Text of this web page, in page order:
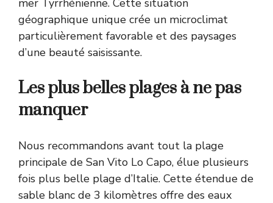
géographique unique crée un microclimat
particulièrement favorable et des paysages
d’une beauté saisissante.
Les plus belles plages à ne pas
manquer
Nous recommandons avant tout la plage
principale de San Vito Lo Capo, élue plusieurs
fois plus belle plage d’Italie. Cette étendue de
sable blanc de 3 kilomètres offre des eaux